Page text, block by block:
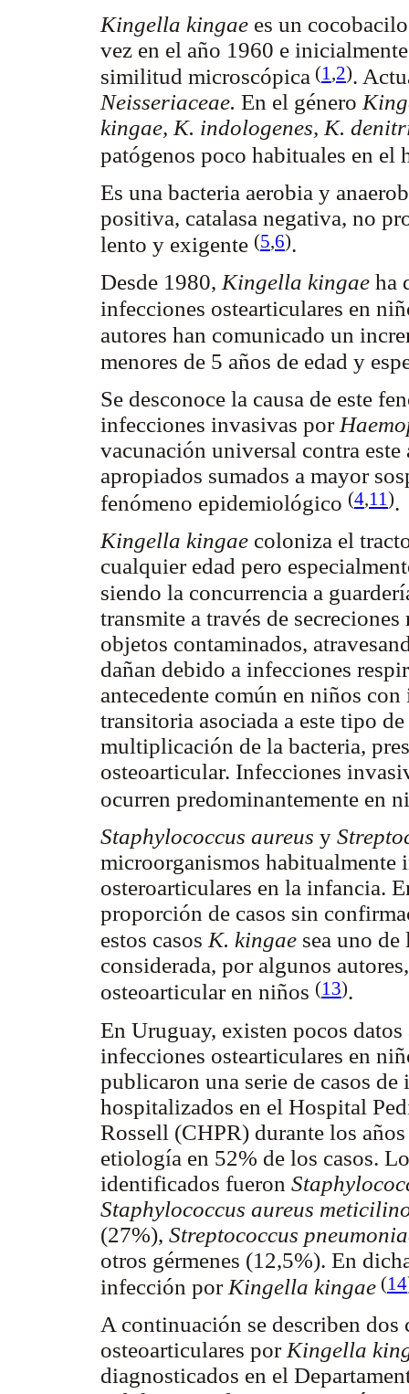
Kingella kingae es un
vez en el año 1960 e
similitud microscópica (1 ,2).
Neisseriaceae. En el género
kingae, K. indologenes, K.
patógenos poco habituales en el
Es una bacteria aerobia y
positiva, catalasa negativa, no
lento y exigente (5,6).
Desde 1980,Kingella kingae ha
infecciones ostearticulares en
autores han comunicado un
menores de 5 años de edad y
Se desconoce la causa de este
infecciones invasivas por
vacunación universal contra
apropiados sumados a mayor
fenómeno epidemiológico (4,11).
Kingella kingae coloniza el
cualquier edad pero
siendo la concurrencia a
transmite a través de
objetos contaminados,
dañan debido a infecciones
antecedente común en niños
transitoria asociada a este tipo
multiplicación de la bacteria,
osteoarticular. Infecciones
ocurren predominantemente en
Staphylococcus aureus y
microorganismos habitualmente
osteroarticulares en la infancia.
proporción de casos sin
estos casos K. kingae sea uno
considerada, por algunos
osteoarticular en niños (13).
En Uruguay, existen pocos
infecciones ostearticulares en
publicaron una serie de casos
hospitalizados en el Hospital
Rossell (CHPR) durante los
etiología en 52% de los casos.
identificados fueron
Staphylococcus aureus
(27%), Streptococcus
otros gérmenes (12,5%). En
infección por Kingella kingae (14
A continuación se describen
osteoarticulares por Kingella
diagnosticados en el